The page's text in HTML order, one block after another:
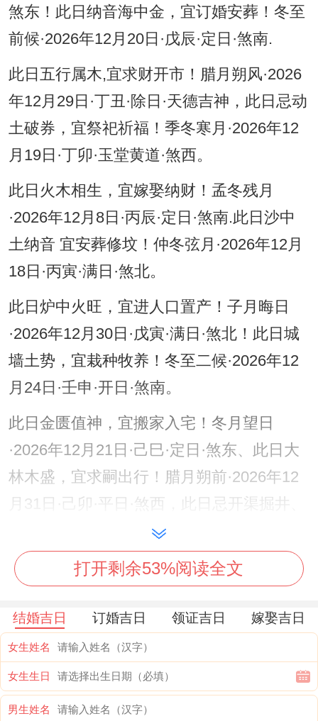
煞东！此日纳音海中金，宜订婚安葬！冬至
前候·2026年12月20日·戊辰·定日·煞南.
此日五行属木,宜求财开市！腊月朔风·2026
年12月29日·丁丑·除日·天德吉神，此日忌动
土破券，宜祭祀祈福！季冬寒月·2026年12
月19日·丁卯·玉堂黄道·煞西。
此日火木相生，宜嫁娶纳财！孟冬残月
·2026年12月8日·丙辰·定日·煞南.此日沙中
土纳音 宜安葬修坟！仲冬弦月·2026年12月
18日·丙寅·满日·煞北。
此日炉中火旺，宜进人口置产！子月晦日
·2026年12月30日·戊寅·满日·煞北！此日城
墙土势，宜栽种牧养！冬至二候·2026年12
月24日·壬申·开日·煞南。
此日金匮值神，宜搬家入宅！冬月望日
·2026年12月21日·己巳·定日·煞东、此日大
林木盛，宜求嗣出行！腊月朔前·2026年12
月31日·己卯·平日·煞西，此日忌开渠掘井、
通过风水布局:丙午年太岁方位居正南。十二
曲星、正东逢一白贪狼，正南见八白左辅,西
南遇四曲！北方岁破位忌动土修造，正南太
岁方宜静守纳吉！
禁忌事项:嫁娶忌巳时血光，安葬忌午时冲
打开剩余53%阅读全文
结婚吉日 订婚吉日 领证吉日 嫁娶吉日
女生姓名
女生生日
男生姓名